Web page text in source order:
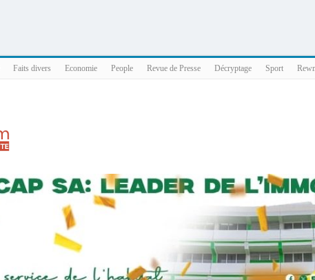
Faits divers Economie People Revue de Presse Décryptage Sport